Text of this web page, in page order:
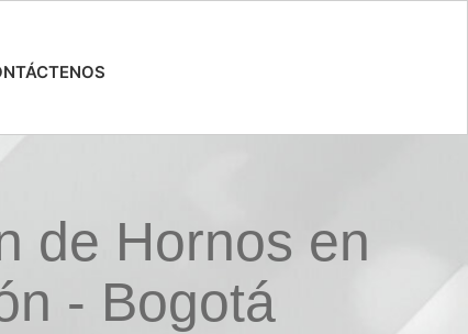
de Hornos en
- Bogotá